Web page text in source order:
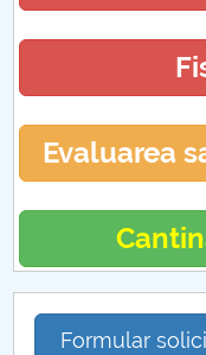
Evaluarea
Formular